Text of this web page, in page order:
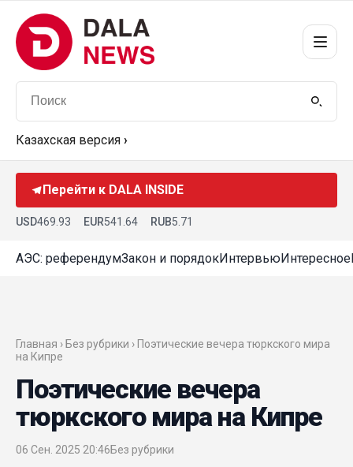
Казахская версия ›
Перейти к DALA INSIDE
USD469.93 EUR541.64 RUB5.71
АЭС: референдумЗакон и порядокИнтервьюИнтересное
Главная › Без рубрики › Поэтические вечера тюркского мира
на Кипре
Поэтические вечера
тюркского мира на Кипре
06 Сен. 2025 20:46Без рубрики